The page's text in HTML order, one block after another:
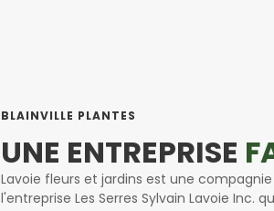
BLAINVILLE PLANTES
UNE ENTREPRISE
Lavoie fleurs et jardins est une
l'entreprise Les Serres Sylvain Lavoie Inc.